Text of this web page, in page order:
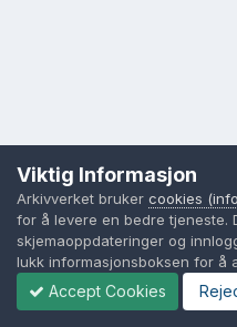
Viktig Informasjon
Arkivverket bruker cookies
for å levere en bedre tjeneste.
skjemaoppdateringer og
lukk informasjonsboksen for å
Accept Cookies